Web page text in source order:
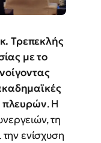
Τρεπεκλής
με το
πλευρών. Η
τη
ενίσχυση